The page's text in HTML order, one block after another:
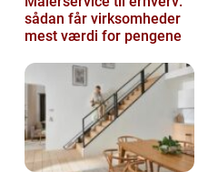
sådan får virksomheder
mest værdi for pengene